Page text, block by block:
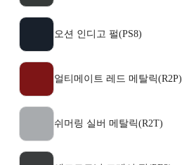
오션 인디고 펄(PS8)
얼티메이트 레드 메탈릭(R2P)
쉬머링 실버 메탈릭(R2T)